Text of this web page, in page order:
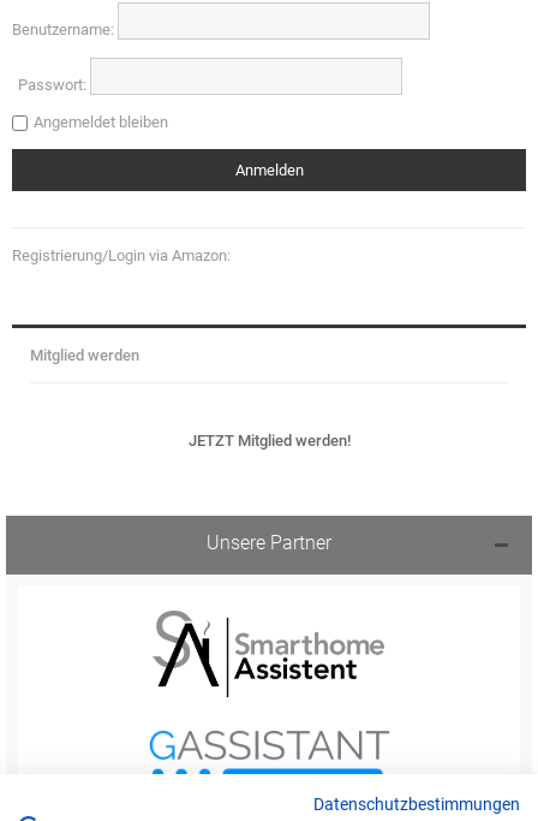
Benutzername:
Passwort:
Angemeldet bleiben
Registrierung/Login via Amazon:
Mitglied werden
JETZT Mitglied werden!
Unsere Partner
Datenschutzbestimmungen